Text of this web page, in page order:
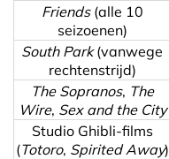
Friends(alle 10
seizoenen)
South Park(vanwege
rechtenstrijd)
The Sopranos, The
Wire, Sex and the City
Studio Ghibli-films
(Totoro, Spirited Away)